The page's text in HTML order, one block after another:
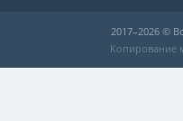
2017–2026 ©
Копирование